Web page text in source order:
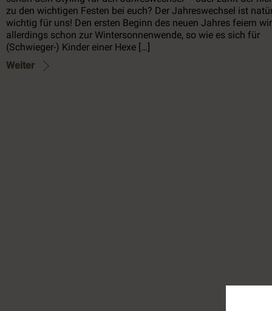
zu den wichtigen Festen bei euch? Der Jahreswechsel ist
wichtig für uns! Den ersten Beginn des neuen Jahres feiern wir
allerdings schon zur Wintersonnenwende, so wie es sich für
(Schwieger-) Kinder einer Hexe […]
Weiter